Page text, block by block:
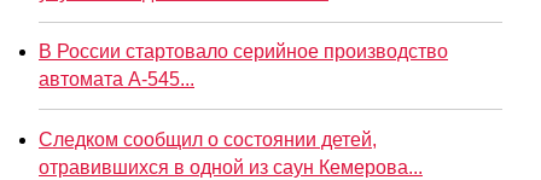
В России стартовало серийное производство
автомата А-545...
Следком сообщил о состоянии детей,
отравившихся в одной из саун Кемерова...